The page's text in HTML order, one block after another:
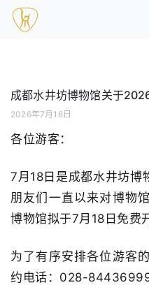
成都水井坊博物馆关于
2026年7月16日
各位游客：
7月18日是成都水井坊博
朋友们一直以来对博物
博物馆拟于7月18日免费
为了有序安排各位游客
约电话：028-